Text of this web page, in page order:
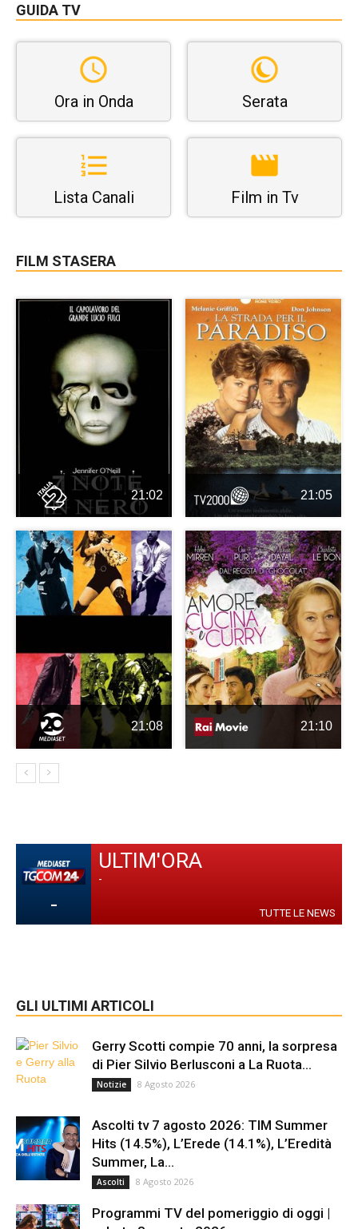
GUIDA TV
Ora in Onda Serata
Lista Canali Film in Tv
FILM STASERA
21:02 21:05
21:08 21:10
-
ULTIM'ORA
-
TUTTE LE NEWS
GLI ULTIMI ARTICOLI
Gerry Scotti compie 70 anni, la sorpresa
di Pier Silvio Berlusconi a La Ruota...
Notizie 8 Agosto 2026
Ascolti tv 7 agosto 2026: TIM Summer
Hits (14.5%), L’Erede (14.1%), L’Eredità
Summer, La...
Ascolti 8 Agosto 2026
Programmi TV del pomeriggio di oggi |